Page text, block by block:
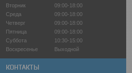
Вторник
09:00-18:00
Среда
09:00-18:00
Четверг
09:00-18:00
Пятница
09:00-18:00
Суббота
10:30-15:00
Воскресенье
Выходной
КОНТАКТЫ